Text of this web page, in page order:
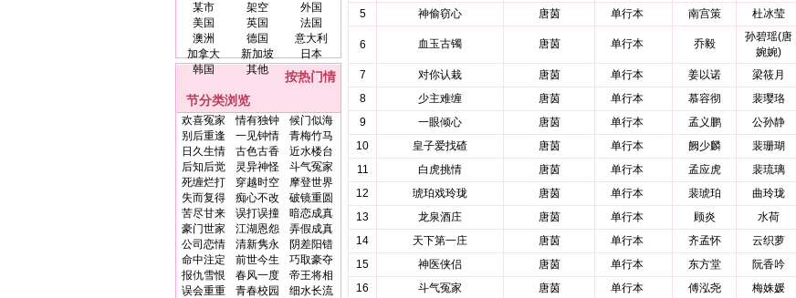
某市
架空
外国
美国
英国
法国
澳洲
德国
意大利
加拿大
新加坡
日本
韩国
其他
按热门情
节分类浏览
欢喜冤家 情有独钟
候门似海
别后重逢
一见钟情
青梅竹马
日久生情
古色古香
近水楼台
后知后觉
灵异神怪
斗气冤家
死缠烂打
穿越时空
摩登世界
失而复得
痴心不改
破镜重圆
苦尽甘来
误打误撞
暗恋成真
豪门世家
江湖恩怨
弄假成真
公司恋情
清新隽永
阴差阳错
命中注定
前世今生
巧取豪夺
报仇雪恨
春风一度
帝王将相
误会重重
青春校园
细水长流
5
神偷窃心 唐茵 单行本 南宫策 杜冰莹
6 血玉古镯 唐茵 单行本 乔毅
孙碧瑶(唐
婉婉)
7 对你认栽 唐茵 单行本 姜以诺 梁筱月
8
少主难缠 唐茵 单行本 慕容彻 裴璎珞
9
一眼倾心 唐茵 单行本 孟义鹏 公孙静
10
皇子爱找碴 唐茵 单行本 阙少麟 裴珊瑚
11
白虎挑情 唐茵 单行本 孟应虎 裴琉璃
12
琥珀戏玲珑 唐茵 单行本 裴琥珀 曲玲珑
13
龙泉酒庄 唐茵 单行本 顾炎 水荷
14
天下第一庄 唐茵 单行本 齐孟怀 云织萝
15
神医侠侣 唐茵 单行本 东方堂 阮香吟
16
斗气冤家 唐茵 单行本 傅泓尧 梅姝媛